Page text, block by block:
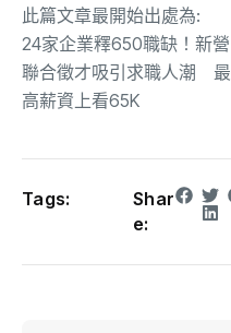
此篇文章最開始出處為:
24家企業釋650職缺！新營
聯合徵才吸引求職人潮 最
高薪資上看65K
Tags:
Shar
e: